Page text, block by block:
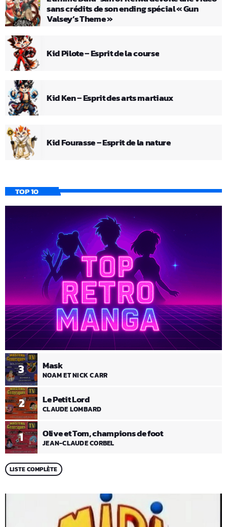
sans crédits de son ending spécial « Gun
Valsey’s Theme »
Kid Pilote – Esprit de la course
Kid Ken – Esprit des arts martiaux
Kid Fourasse – Esprit de la nature
TOP 10
1 Olive et Tom, champions de foot
JEAN-CLAUDE CORBEL
2 Le Petit Lord
CLAUDE LOMBARD
3 Mask
NOAM ET NICK CARR
LISTE COMPLÈTE